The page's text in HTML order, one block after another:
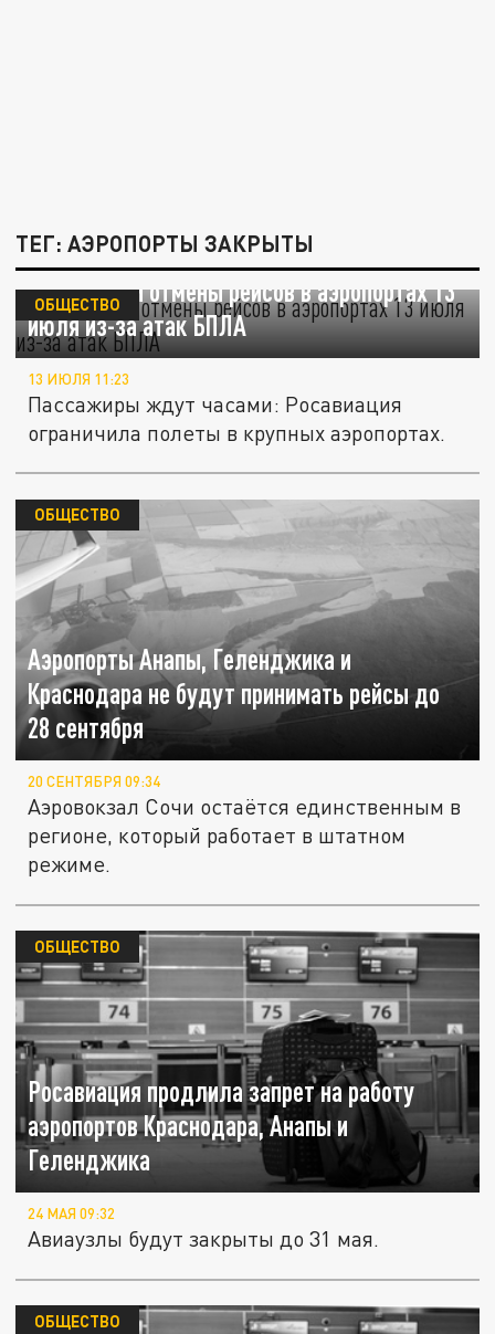
ТЕГ: АЭРОПОРТЫ ЗАКРЫТЫ
Задержки и отмены рейсов в аэропортах 13
июля из-за атак БПЛА
ОБЩЕСТВО
13 ИЮЛЯ 11:23
Пассажиры ждут часами: Росавиация
ограничила полеты в крупных аэропортах.
Аэропорты Анапы, Геленджика и
Краснодара не будут принимать рейсы до
28 сентября
ОБЩЕСТВО
20 СЕНТЯБРЯ 09:34
Аэровокзал Сочи остаётся единственным в
регионе, который работает в штатном
режиме.
Росавиация продлила запрет на работу
аэропортов Краснодара, Анапы и
Геленджика
ОБЩЕСТВО
24 МАЯ 09:32
Авиаузлы будут закрыты до 31 мая.
ОБЩЕСТВО